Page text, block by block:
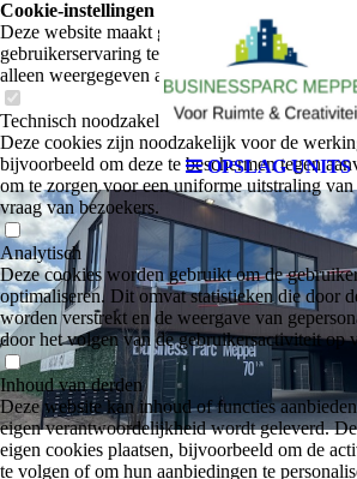
OPSLAG UNITS
Cookie-instellingen
Deze website maakt gebruik van cookies om
gebruikerservaring te bieden. Bepaalde
alleen weergegeven als "Inhoud van derden"
Technisch noodzakelijk
Deze cookies zijn noodzakelijk voor de
bijvoorbeeld om deze te beschermen tegen
om te zorgen voor een uniforme uitstraling van
vraag van bezoekers.
Analytisch
Deze cookies worden gebruikt om de
optimaliseren. Dit omvat statistieken die door
worden verstrekt en de weergave van
door het volgen van de gebruikersactiviteit op
Inhoud van derden
Deze website kan inhoud of functies
eigen verantwoordelijkheid wordt geleverd.
eigen cookies plaatsen, bijvoorbeeld om de
te volgen of om hun aanbiedingen te